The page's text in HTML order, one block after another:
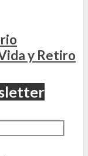
y Retiro